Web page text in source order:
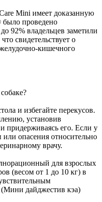
Mini имеет доказанную
проведено
92% владельцев заметили
свидетельствует о
кишечного
и избегайте перекусов.
установив
придерживаясь его. Если у
опасения относительно
врачу.
для взрослых
(весом от 1 до 10 кг) в
дайджестив кэа)